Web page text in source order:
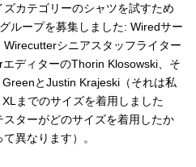
カテゴリーのシャツを試すため
ループを募集しました: Wiredサー
シニアスタッフライター
ディターのThorin Klosowski、そ
とJustin Krajeski（それは私
までのサイズを着用しました
スターがどのサイズを着用したか
異なります）。